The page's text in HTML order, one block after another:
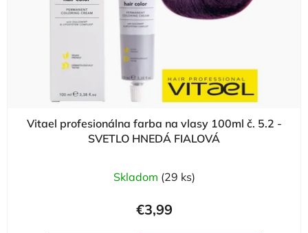
Vitael profesionálna farba na vlasy 100ml č. 5.2 -
SVETLO HNEDÁ FIALOVÁ
Skladom (29 ks)
€3,99